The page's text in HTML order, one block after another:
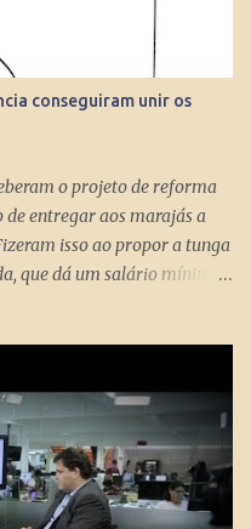
conseguiram unir os
o projeto de reforma
entregar aos marajás a
isso ao propor a tunga
que dá um salário mínimo
pelo menos R$ 598
de 65 anos. Eles só terão
aos 70 anos. Se o
tungar um benefício
e 70 anos, então é melhor